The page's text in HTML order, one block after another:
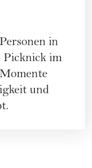
in
Picknick im
und